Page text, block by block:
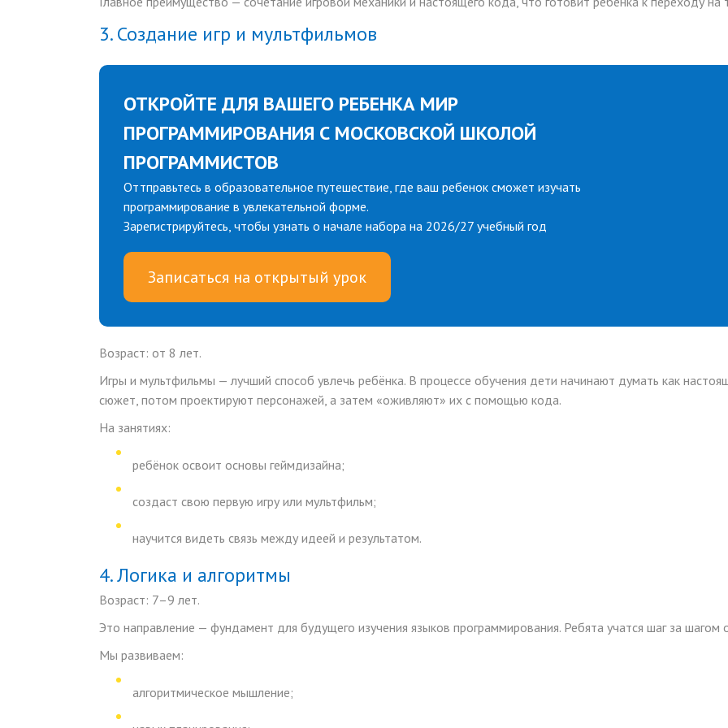
3. Создание игр и мультфильмов
ОТКРОЙТЕ ДЛЯ ВАШЕГО РЕБЕНКА МИР
ПРОГРАММИРОВАНИЯ С МОСКОВСКОЙ ШКОЛОЙ
ПРОГРАММИСТОВ
Оттправьтесь в образовательное путешествие, где ваш ребенок сможет изучать
программирование в увлекательной форме.
Зарегистрируйтесь, чтобы узнать о начале набора на 2026/27 учебный год
Записаться на открытый урок
Возраст: от 8 лет.
Игры и мультфильмы — лучший способ увлечь ребёнка. В процессе обучения дети начинают думать как
сюжет, потом проектируют персонажей, а затем «оживляют» их с помощью кода.
На занятиях:
ребёнок освоит основы геймдизайна;
создаст свою первую игру или мультфильм;
научится видеть связь между идеей и результатом.
4. Логика и алгоритмы
Возраст: 7–9 лет.
Это направление — фундамент для будущего изучения языков программирования. Ребята учатся шаг за шагом
Мы развиваем:
алгоритмическое мышление;